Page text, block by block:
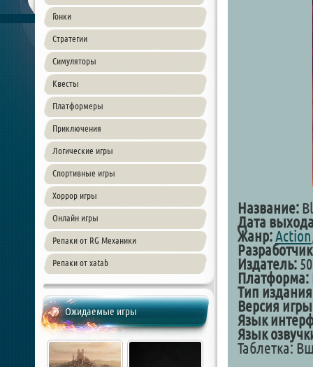
Гонки
Стратегии
Симуляторы
Квесты
Платформеры
Приключения
Логические игры
Спортивные игры
Хоррор игры
Онлайн игры
Репаки от RG Механики
Репаки от xatab
Ожидаемые игры
Название:
Дата
Жанр:Action
Издатель:
Платформа:
Тип издания
Версия
Язык
Язык
Таблетка: